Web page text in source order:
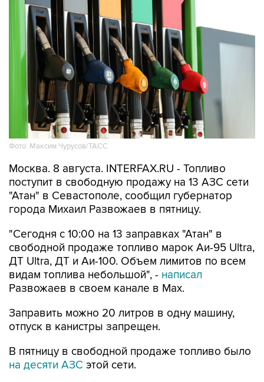
Фото: Максим Чурусов/ТАСС
Москва. 8 августа. INTERFAX.RU - Топливо
поступит в свободную продажу на 13 АЗС сети
"Атан" в Севастополе, сообщил губернатор
города Михаил Развожаев в пятницу.
"Сегодня с 10:00 на 13 заправках "Атан" в
свободной продаже топливо марок Аи-95 Ultra,
ДТ Ultra, ДТ и Аи-100. Объем лимитов по всем
видам топлива небольшой", - написал
Развожаев в своем канале в Max.
Заправить можно 20 литров в одну машину,
отпуск в канистры запрещен.
В пятницу в свободной продаже топливо было
на десяти АЗС этой сети.